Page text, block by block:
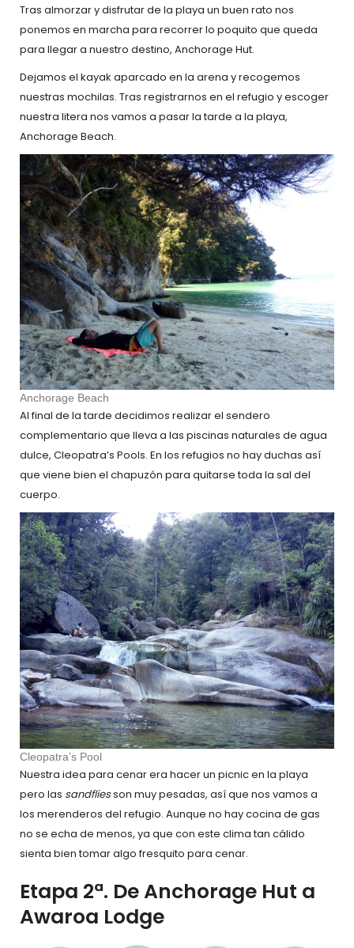
Tras almorzar y disfrutar de la playa un buen rato nos
ponemos en marcha para recorrer lo poquito que queda
para llegar a nuestro destino, Anchorage Hut.
Dejamos el kayak aparcado en la arena y recogemos
nuestras mochilas. Tras registrarnos en el refugio y escoger
nuestra litera nos vamos a pasar la tarde a la playa,
Anchorage Beach.
Anchorage Beach
Al final de la tarde decidimos realizar el sendero
complementario que lleva a las piscinas naturales de agua
dulce, Cleopatra’s Pools. En los refugios no hay duchas así
que viene bien el chapuzón para quitarse toda la sal del
cuerpo.
Cleopatra’s Pool
Nuestra idea para cenar era hacer un picnic en la playa
pero las sandfliesson muy pesadas, así que nos vamos a
los merenderos del refugio. Aunque no hay cocina de gas
no se echa de menos, ya que con este clima tan cálido
sienta bien tomar algo fresquito para cenar.
Etapa 2ª. De Anchorage Hut a
Awaroa Lodge